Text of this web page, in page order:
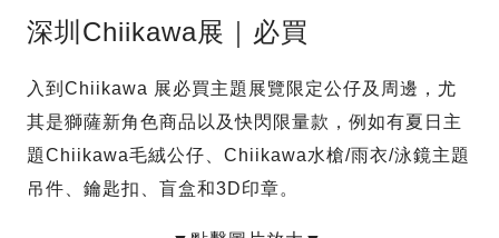
深圳Chiikawa展｜必買
入到Chiikawa 展必買主題展覽限定公仔及周邊，尤
其是獅薩新角色商品以及快閃限量款，例如有夏日主
題Chiikawa毛絨公仔、Chiikawa水槍/雨衣/泳鏡主題
吊件、鑰匙扣、盲盒和3D印章。